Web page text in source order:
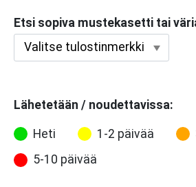
Etsi sopiva mustekasetti tai
Lähetetään / noudettavissa:
Heti 1-2 päivää
5-10 päivää